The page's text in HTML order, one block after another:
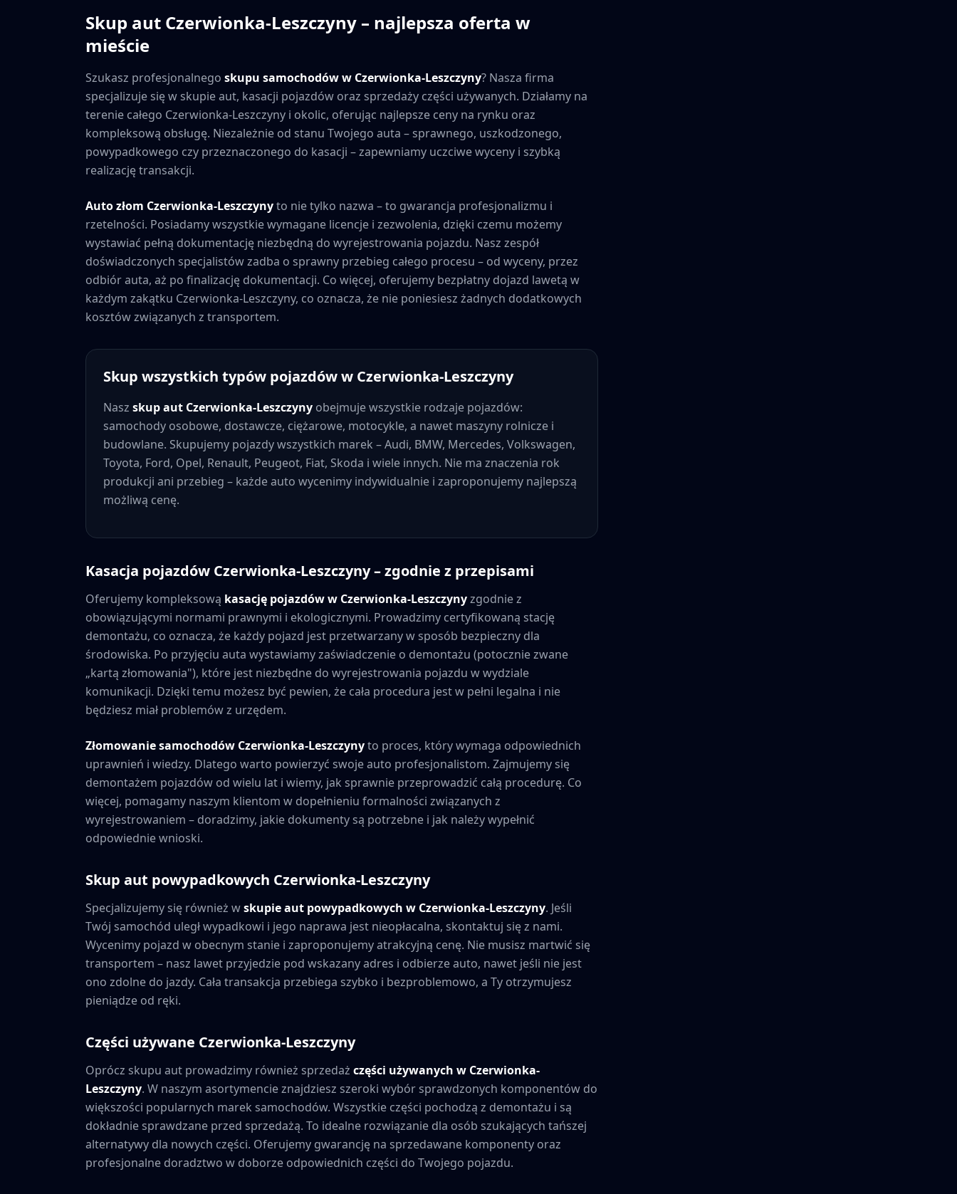
Skup aut Czerwionka-Leszczyny – najlepsza oferta w
mieście
Szukasz profesjonalnego skupu samochodów w Czerwionka-Leszczyny? Nasza firma
specjalizuje się w skupie aut, kasacji pojazdów oraz sprzedaży części używanych. Działamy na
terenie całego Czerwionka-Leszczyny i okolic, oferując najlepsze ceny na rynku oraz
kompleksową obsługę. Niezależnie od stanu Twojego auta – sprawnego, uszkodzonego,
powypadkowego czy przeznaczonego do kasacji – zapewniamy uczciwe wyceny i szybką
realizację transakcji.
Auto złom Czerwionka-Leszczynyto nie tylko nazwa – to gwarancja profesjonalizmu i
rzetelności. Posiadamy wszystkie wymagane licencje i zezwolenia, dzięki czemu możemy
wystawiać pełną dokumentację niezbędną do wyrejestrowania pojazdu. Nasz zespół
doświadczonych specjalistów zadba o sprawny przebieg całego procesu – od wyceny, przez
odbiór auta, aż po finalizację dokumentacji. Co więcej, oferujemy bezpłatny dojazd lawetą w
każdym zakątku Czerwionka-Leszczyny, co oznacza, że nie poniesiesz żadnych dodatkowych
kosztów związanych z transportem.
Skup wszystkich typów pojazdów w Czerwionka-Leszczyny
Nasz skup aut Czerwionka-Leszczyny obejmuje wszystkie rodzaje pojazdów:
samochody osobowe, dostawcze, ciężarowe, motocykle, a nawet maszyny rolnicze i
budowlane. Skupujemy pojazdy wszystkich marek – Audi, BMW, Mercedes, Volkswagen,
Toyota, Ford, Opel, Renault, Peugeot, Fiat, Skoda i wiele innych. Nie ma znaczenia rok
produkcji ani przebieg – każde auto wycenimy indywidualnie i zaproponujemy najlepszą
możliwą cenę.
Kasacja pojazdów Czerwionka-Leszczyny– zgodnie z przepisami
Oferujemy kompleksową kasację pojazdów w Czerwionka-Leszczynyzgodnie z
obowiązującymi normami prawnymi i ekologicznymi. Prowadzimy certyfikowaną stację
demontażu, co oznacza, że każdy pojazd jest przetwarzany w sposób bezpieczny dla
środowiska. Po przyjęciu auta wystawiamy zaświadczenie o demontażu (potocznie zwane
„kartą złomowania"), które jest niezbędne do wyrejestrowania pojazdu w wydziale
komunikacji. Dzięki temu możesz być pewien, że cała procedura jest w pełni legalna i nie
będziesz miał problemów z urzędem.
Złomowanie samochodów Czerwionka-Leszczynyto proces, który wymaga odpowiednich
uprawnień i wiedzy. Dlatego warto powierzyć swoje auto profesjonalistom. Zajmujemy się
demontażem pojazdów od wielu lat i wiemy, jak sprawnie przeprowadzić całą procedurę. Co
więcej, pomagamy naszym klientom w dopełnieniu formalności związanych z
wyrejestrowaniem – doradzimy, jakie dokumenty są potrzebne i jak należy wypełnić
odpowiednie wnioski.
Skup aut powypadkowych Czerwionka-Leszczyny
Specjalizujemy się również wskupie aut powypadkowych w Czerwionka-Leszczyny. Jeśli
Twój samochód uległ wypadkowi i jego naprawa jest nieopłacalna, skontaktuj się z nami.
Wycenimy pojazd w obecnym stanie i zaproponujemy atrakcyjną cenę. Nie musisz martwić się
transportem – nasz lawet przyjedzie pod wskazany adres i odbierze auto, nawet jeśli nie jest
ono zdolne do jazdy. Cała transakcja przebiega szybko i bezproblemowo, a Ty otrzymujesz
pieniądze od ręki.
Części używane Czerwionka-Leszczyny
Oprócz skupu aut prowadzimy również sprzedaż części używanych w Czerwionka-
Leszczyny. W naszym asortymencie znajdziesz szeroki wybór sprawdzonych komponentów do
większości popularnych marek samochodów. Wszystkie części pochodzą z demontażu i są
dokładnie sprawdzane przed sprzedażą. To idealne rozwiązanie dla osób szukających tańszej
alternatywy dla nowych części. Oferujemy gwarancję na sprzedawane komponenty oraz
profesjonalne doradztwo w doborze odpowiednich części do Twojego pojazdu.